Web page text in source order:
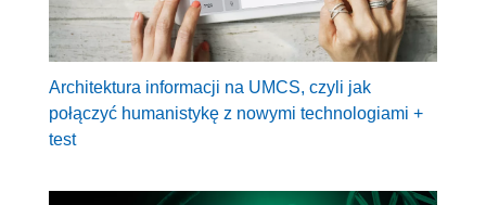
Architektura informacji na UMCS, czyli jak
połączyć humanistykę z nowymi technologiami +
test